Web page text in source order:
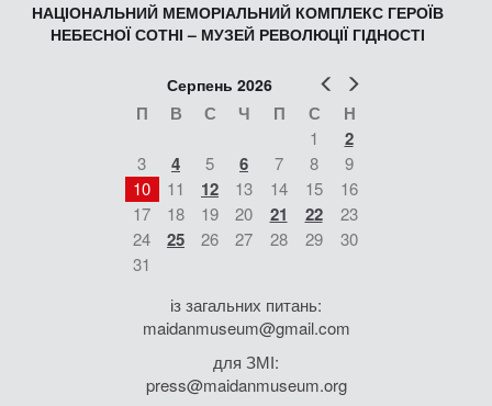
НАЦІОНАЛЬНИЙ МЕМОРІАЛЬНИЙ КОМПЛЕКС ГЕРОЇВ
НЕБЕСНОЇ СОТНІ – МУЗЕЙ РЕВОЛЮЦІЇ ГІДНОСТІ
Попер
Серпень 2026
П В С Ч П С Н
1 2
3 4 5 6 7 8
9
10
11 12 13 14 15
16
17
18 19 20 21 22
23
24
25 26 27 28 29
30
31
із загальних питань:
maidanmuseum@gmail.com
для ЗМІ:
press@maidanmuseum.org